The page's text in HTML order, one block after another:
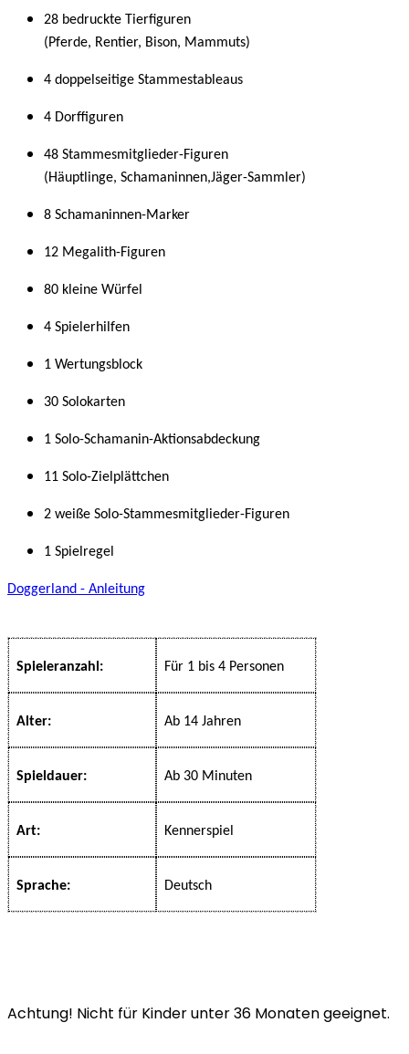
28 bedruckte Tierfiguren
(Pferde, Rentier, Bison, Mammuts)
4 doppelseitige Stammestableaus
4 Dorffiguren
48 Stammesmitglieder-Figuren
(Häuptlinge, Schamaninnen,Jäger-Sammler)
8 Schamaninnen-Marker
12 Megalith-Figuren
80 kleine Würfel
4 Spielerhilfen
1 Wertungsblock
30 Solokarten
1 Solo-Schamanin-Aktionsabdeckung
11 Solo-Zielplättchen
2 weiße Solo-Stammesmitglieder-Figuren
1 Spielregel
Doggerland - Anleitung
Spieleranzahl: Für 1 bis 4 Personen
Alter: Ab 14 Jahren
Spieldauer: Ab 30 Minuten
Art: Kennerspiel
Sprache: Deutsch
Achtung! Nicht für Kinder unter 36 Monaten geeignet.